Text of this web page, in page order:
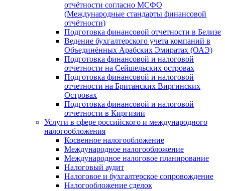
отчётности согласно МСФО
(Международные стандарты финансовой
отчётности)
Подготовка финансовой отчетности в Белизе
Ведение бухгалтерского учета компаний в
Объединённых Арабских Эмиратах (ОАЭ)
Подготовка финансовой и налоговой
отчетности на Сейшельских островах
Подготовка финансовой и налоговой
отчетности на Британских Виргинских
Островах
Подготовка финансовой и налоговой
отчетности в Киргизии
Услуги в сфере российского и международного
налогообложения
Косвенное налогообложение
Международное налогообложение
Международное налоговое планирование
Налоговый аудит
Налоговое и бухгалтерское сопровождение
Налогообложение сделок